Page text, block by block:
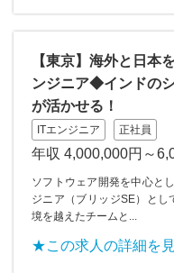
【東京】海外と日本
ンジニア◆インドの
が活かせる！
ITエンジニア 正社員
年収 4,000,000円～
ソフトウェア開発を中心と
ジニア（ブリッジSE）と
境を越えたチームと...
★この求人の詳細を